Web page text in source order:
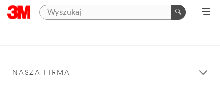
NASZA FIRMA